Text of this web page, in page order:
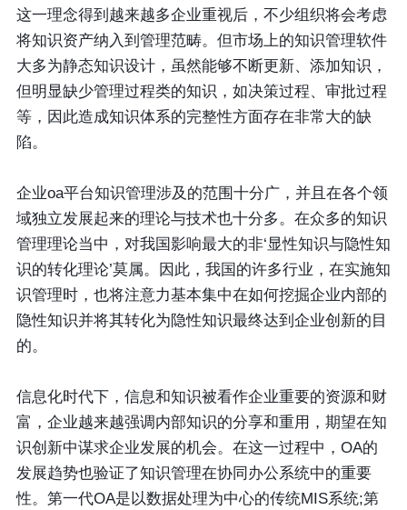
这一理念得到越来越多企业重视后，不少组织将会考虑
将知识资产纳入到管理范畴。但市场上的知识管理软件
大多为静态知识设计，虽然能够不断更新、添加知识，
但明显缺少管理过程类的知识，如决策过程、审批过程
等，因此造成知识体系的完整性方面存在非常大的缺
陷。
企业oa平台知识管理涉及的范围十分广，并且在各个领
域独立发展起来的理论与技术也十分多。在众多的知识
管理理论当中，对我国影响最大的非‘显性知识与隐性知
识的转化理论’莫属。因此，我国的许多行业，在实施知
识管理时，也将注意力基本集中在如何挖掘企业内部的
隐性知识并将其转化为隐性知识最终达到企业创新的目
的。
信息化时代下，信息和知识被看作企业重要的资源和财
富，企业越来越强调内部知识的分享和重用，期望在知
识创新中谋求企业发展的机会。在这一过程中，OA的
发展趋势也验证了知识管理在协同办公系统中的重要
性。第一代OA是以数据处理为中心的传统MIS系统;第